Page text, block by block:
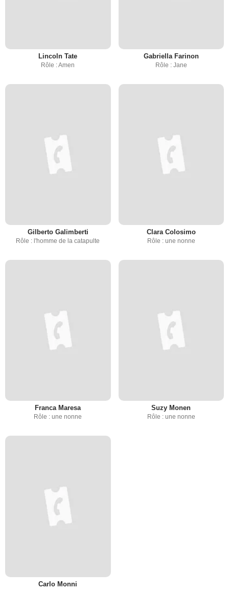
Lincoln Tate
Rôle : Amen
Gabriella Farinon
Rôle : Jane
Gilberto Galimberti
Rôle : l'homme de la catapulte
Clara Colosimo
Rôle : une nonne
Franca Maresa
Rôle : une nonne
Suzy Monen
Rôle : une nonne
Carlo Monni